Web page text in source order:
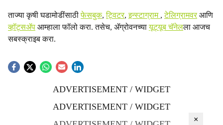
ताज्या कृषी घडामोडींसाठीफेसबुक,ट्विटर,इन्स्टाग्राम ,टेलिग्रामवरआणि
व्हॉट्सॲप आम्हाला फॉलो करा. तसेच, ॲग्रोवनच्यायूट्यूब चॅनेलला आजच
सबस्क्राइब करा.
ADVERTISEMENT / WIDGET
ADVERTISEMENT / WIDGET
×